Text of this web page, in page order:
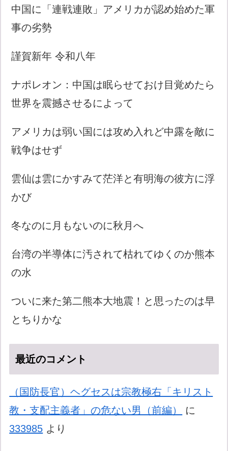
中国に「連戦連敗」アメリカが認め始めた軍
事の劣勢
謹賀新年 令和八年
ナポレオン：中国は眠らせておけ目覚めたら
世界を震撼させるによって
アメリカは弱い国には攻め入れど中露を敵に
戦争はせず
雲仙は雲にかすみて茫洋と有明海の彼方に浮
かび
冬なのに月もないのに秋月へ
台湾の半導体に汚されて枯れてゆくのか熊本
の水
ついに来た第二熊本大地震！と思ったのは早
とちりかな
最近のコメント
（国防長官）ヘグセスは宗教極右「キリスト
教・支配主義者」の危ない男（前編）
に
333985 より